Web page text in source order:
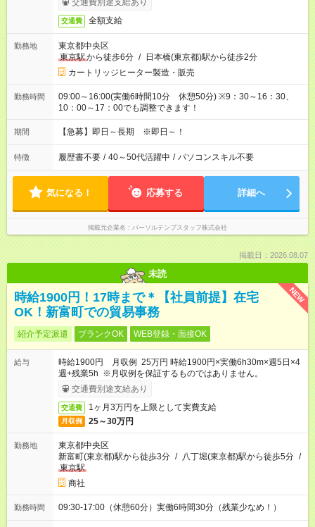
交通費別途支給あり
交通費 全額支給
勤務地
東京都中央区
東京駅から徒歩6分 / 日本橋(東京都)駅から徒歩2分
カートリッジヒーター製造・販売
勤務時間
09:00～16:00(実働6時間10分 休憩50分) ※9：30～16：30、
10：00～17：00でも調整できます！
期間 【急募】即日～長期 ※即日～！
特徴 履歴書不要 / 40～50代活躍中 / パソコンスキル不要
気になる！ 応募する 詳細へ
掲載元企業名 パーソルテンプスタッフ株式会社
掲載日：2026.08.07
未読
NEW
時給1900円！17時まで＊【社員前提】在宅
OK！新富町での貿易事務
紹介予定派遣 ブランクOK WEB登録・面接OK
給与
時給1900円 月収例 25万円 時給1900円×実働6h30m×週5日×4
週+残業5h ※月収例を保証するものではありません。
交通費別途支給あり
交通費 1ヶ月3万円を上限として実費支給
月収例 25～30万円
勤務地
東京都中央区
新富町(東京都)駅から徒歩3分 / 八丁堀(東京都)駅から徒歩5分 /
東京駅
商社
勤務時間 09:30-17:00（休憩60分）実働6時間30分（残業少なめ！）